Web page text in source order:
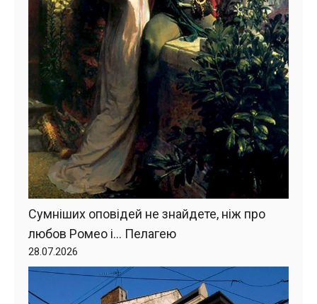
Сумніших оповідей не знайдете, ніж про
любов Ромео і… Пелагею
28.07.2026